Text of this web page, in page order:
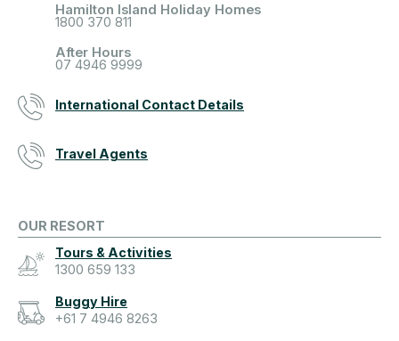
Hamilton Island Holiday Homes
1800 370 811
After Hours
07 4946 9999
International Contact Details
Travel Agents
OUR RESORT
Tours & Activities
1300 659 133
Buggy Hire
+61 7 4946 8263